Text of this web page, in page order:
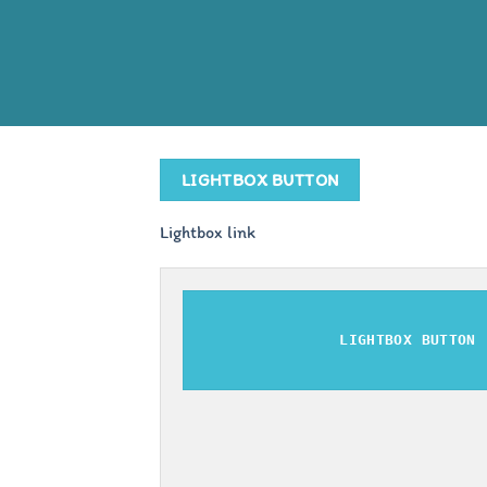
LIGHTBOX BUTTON
Lightbox link
LIGHTBOX BUTTON